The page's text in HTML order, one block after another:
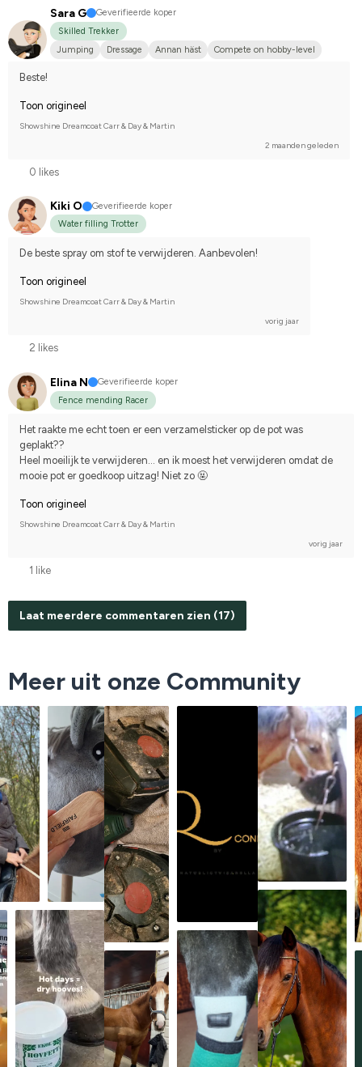
Sara G
Geverifieerde koper
Skilled Trekker
Jumping
Dressage Annan häst Compete on hobby-level
Beste!
Toon origineel
Showshine Dreamcoat Carr & Day & Martin
2 maanden geleden
0 likes
Kiki O
Geverifieerde koper
Water filling Trotter
De beste spray om stof te verwijderen. Aanbevolen!
Toon origineel
Showshine Dreamcoat Carr & Day & Martin
vorig jaar
2 likes
Elina N
Geverifieerde koper
Fence mending Racer
Het raakte me echt toen er een verzamelsticker op de pot was
geplakt??
Heel moeilijk te verwijderen... en ik moest het verwijderen omdat de
mooie pot er goedkoop uitzag! Niet zo 🤬
Toon origineel
Showshine Dreamcoat Carr & Day & Martin
vorig jaar
1 like
Laat meerdere commentaren zien (17)
Meer uit onze Community